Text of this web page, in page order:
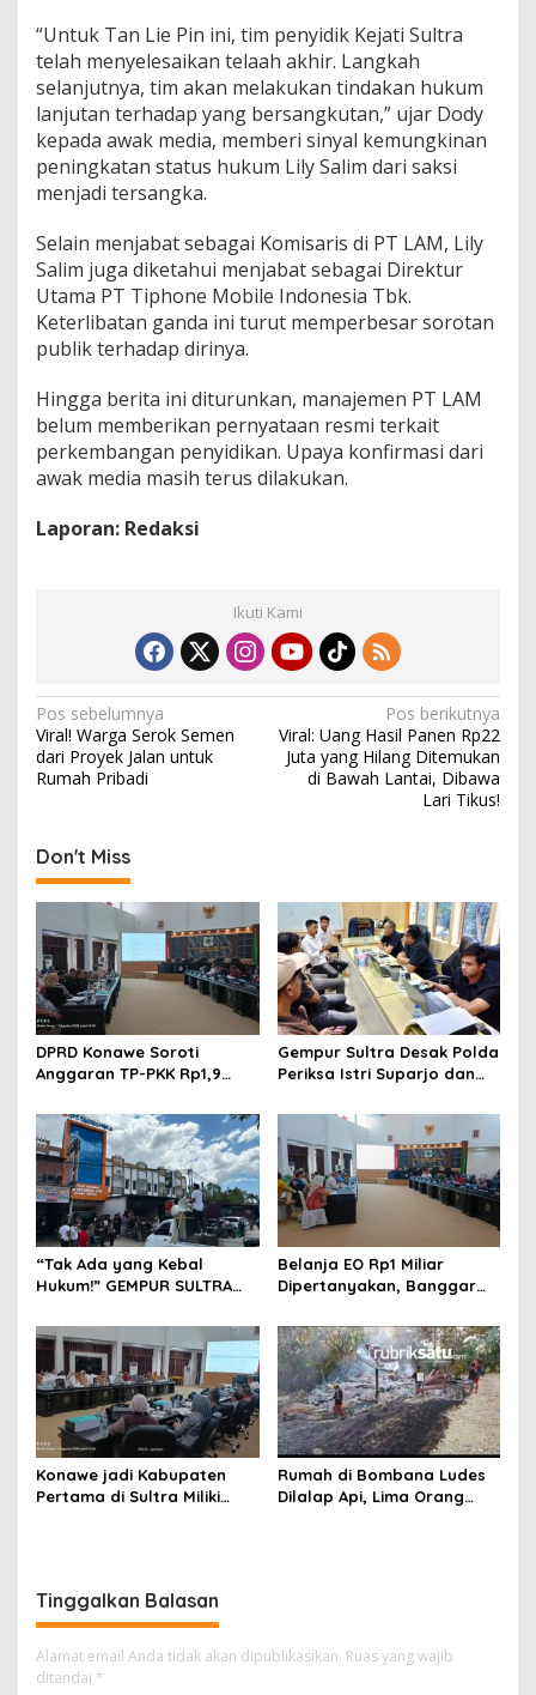
“Untuk Tan Lie Pin ini, tim penyidik Kejati Sultra
telah menyelesaikan telaah akhir. Langkah
selanjutnya, tim akan melakukan tindakan hukum
lanjutan terhadap yang bersangkutan,” ujar Dody
kepada awak media, memberi sinyal kemungkinan
peningkatan status hukum Lily Salim dari saksi
menjadi tersangka.
Selain menjabat sebagai Komisaris di PT LAM, Lily
Salim juga diketahui menjabat sebagai Direktur
Utama PT Tiphone Mobile Indonesia Tbk.
Keterlibatan ganda ini turut memperbesar sorotan
publik terhadap dirinya.
Hingga berita ini diturunkan, manajemen PT LAM
belum memberikan pernyataan resmi terkait
perkembangan penyidikan. Upaya konfirmasi dari
awak media masih terus dilakukan.
Laporan: Redaksi
Ikuti Kami
N
a
v
g
a
s
i
p
o
s
Pos sebelumnya
Viral! Warga Serok Semen
dari Proyek Jalan untuk
Rumah Pribadi
Pos berikutnya
Viral: Uang Hasil Panen Rp22
Juta yang Hilang Ditemukan
di Bawah Lantai, Dibawa
Lari Tikus!
Don't Miss
DPRD Konawe Soroti
Anggaran TP-PKK Rp1,9
untuk Perjalanan Dinas
Gempur Sultra Desak Polda
Periksa Istri Suparjo dan
Kasus Tambang Ilegal
“Tak Ada yang Kebal
Hukum!” GEMPUR SULTRA
Tanawali dan PT
Tadisangka, Siap Kuasai
Lahan Puuwatu
Belanja EO Rp1 Miliar
Dipertanyakan, Banggar
Pariwisata Konawe
Dirasionalisasi
Konawe jadi Kabupaten
Pertama di Sultra Miliki
Rumah di Bombana Ludes
Dilalap Api, Lima Orang
Tinggalkan Balasan
Alamat email Anda tidak akan dipublikasikan. Ruas yang wajib
ditandai *